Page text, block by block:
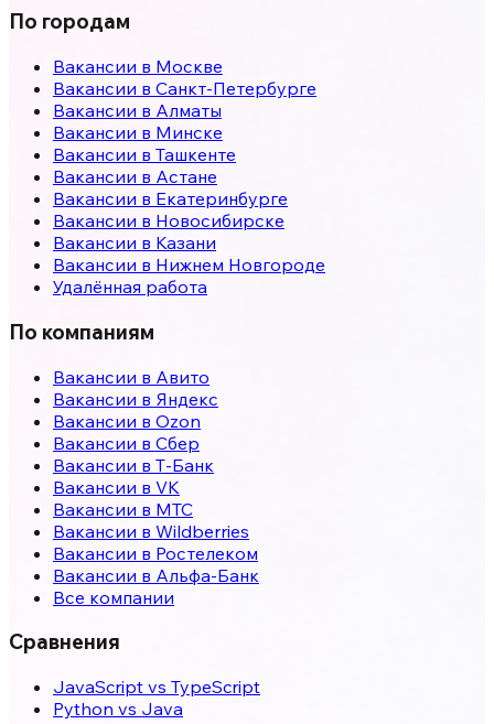
По городам
Вакансии в Москве
Вакансии в Санкт-Петербурге
Вакансии в Алматы
Вакансии в Минске
Вакансии в Ташкенте
Вакансии в Астане
Вакансии в Екатеринбурге
Вакансии в Новосибирске
Вакансии в Казани
Вакансии в Нижнем Новгороде
Удалённая работа
По компаниям
Вакансии в Авито
Вакансии в Яндекс
Вакансии в Ozon
Вакансии в Сбер
Вакансии в Т-Банк
Вакансии в VK
Вакансии в МТС
Вакансии в Wildberries
Вакансии в Ростелеком
Вакансии в Альфа-Банк
Все компании
Сравнения
JavaScript vs TypeScript
Python vs Java